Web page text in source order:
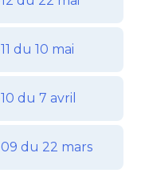
du 10 mai
du 7 avril
du 22 mars